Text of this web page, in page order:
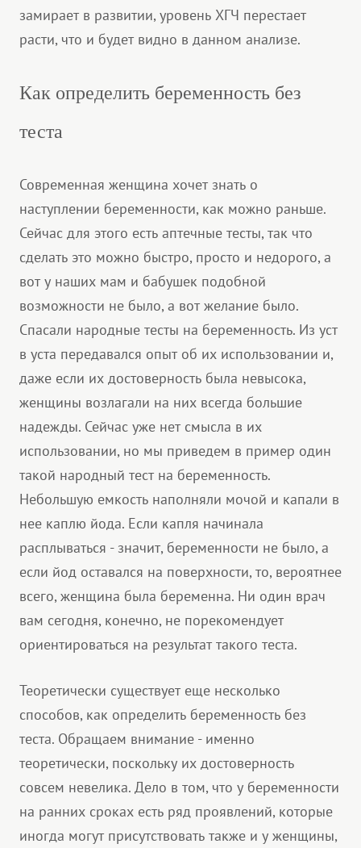
замирает в развитии, уровень ХГЧ перестает
расти, что и будет видно в данном анализе.
Как определить беременность без
теста
Современная женщина хочет знать о
наступлении беременности, как можно раньше.
Сейчас для этого есть аптечные тесты, так что
сделать это можно быстро, просто и недорого, а
вот у наших мам и бабушек подобной
возможности не было, а вот желание было.
Спасали народные тесты на беременность. Из уст
в уста передавался опыт об их использовании и,
даже если их достоверность была невысока,
женщины возлагали на них всегда большие
надежды. Сейчас уже нет смысла в их
использовании, но мы приведем в пример один
такой народный тест на беременность.
Небольшую емкость наполняли мочой и капали в
нее каплю йода. Если капля начинала
расплываться - значит, беременности не было, а
если йод оставался на поверхности, то, вероятнее
всего, женщина была беременна. Ни один врач
вам сегодня, конечно, не порекомендует
ориентироваться на результат такого теста.
Теоретически существует еще несколько
способов, как определить беременность без
теста. Обращаем внимание - именно
теоретически, поскольку их достоверность
совсем невелика. Дело в том, что у беременности
на ранних сроках есть ряд проявлений, которые
иногда могут присутствовать также и у женщины,